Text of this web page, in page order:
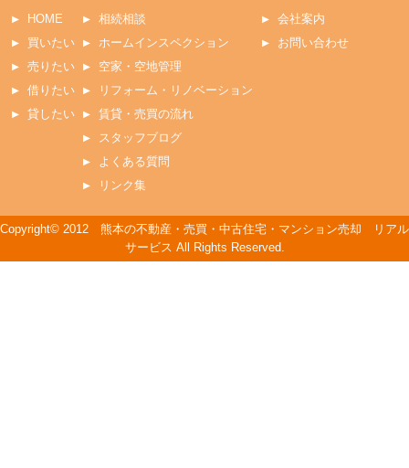
HOME
買いたい
売りたい
借りたい
貸したい
相続相談
ホームインスペクション
空家・空地管理
リフォーム・リノベーション
賃貸・売買の流れ
スタッフブログ
よくある質問
リンク集
会社案内
お問い合わせ
Copyright© 2012 熊本の不動産・売買・中古住宅・マンション売却 リアル
サービス All Rights Reserved.